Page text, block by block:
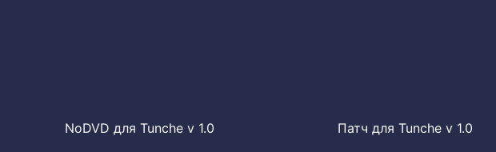
NoDVD для Tunche v 1.0 Патч для Tunche v 1.0